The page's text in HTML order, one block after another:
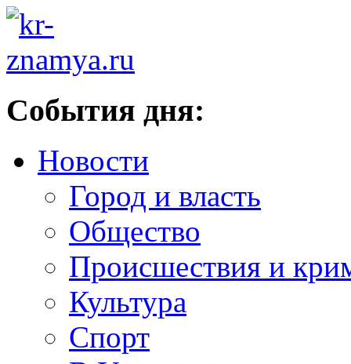
События дня:
Новости
Город и власть
Общество
Происшествия и
Культура
Спорт